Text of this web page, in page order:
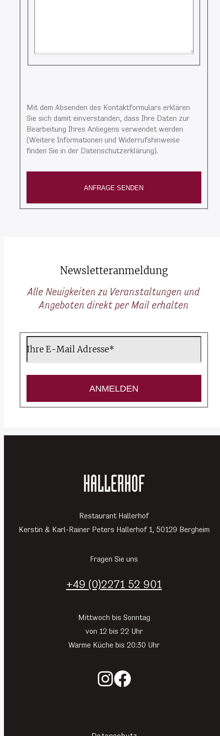
Mit dem Absenden des Kontaktformulars erklären
Sie sich damit einverstanden, dass Ihre Daten zur
Bearbeitung Ihres Anliegens verwendet werden
(Weitere Informationen und Widerrufshinweise
finden Sie in der Datenschutzerklärung).
ANFRAGE SENDEN
Newsletteranmeldung
Alle Neuigkeiten zu Veranstaltungen und
Angeboten direkt per Mail erhalten
Newsletter abonnieren
Ihre E-Mail Adresse*
ANMELDEN
Restaurant Hallerhof
Kerstin & Karl-Rainer Peters Hallerhof 1, 50129 Bergheim
Fragen Sie uns
+49 (0)2271 52 901
Mittwoch bis Sonntag
von 12 bis 22 Uhr
Warme Küche bis 20:30 Uhr